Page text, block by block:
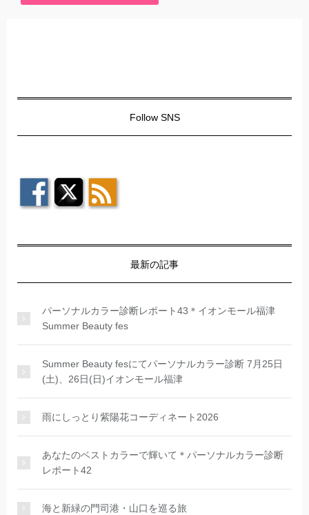
Follow SNS
最新の記事
パーソナルカラー診断レポート43＊イオンモール福津
Summer Beauty fes
Summer Beauty fesにてパーソナルカラー診断 7月25日
(土)、26日(日)イオンモール福津
雨にしっとり紫陽花コーディネート2026
あなたのベストカラーで輝いて＊パーソナルカラー診断
レポート42
海と新緑の門司港・山口を巡る旅